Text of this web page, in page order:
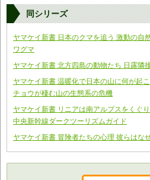
同シリーズ
ヤマケイ新書 日本のクマを追う 激動の自
ワグマ
ヤマケイ新書 北方四島の動物たち 日露隣
ヤマケイ新書 温暖化で日本の山に何が起
チョウが棲む山の生態系の危機
ヤマケイ新書 リニアは南アルプスをくぐ
中央新幹線ダークツーリズムガイド
ヤマケイ新書 冒険者たちの心理 彼らはな